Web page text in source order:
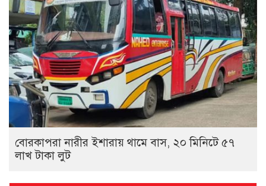
বোরকাপরা নারীর ইশারায় থামে বাস, ২০ মিনিটে ৫৭
লাখ টাকা লুট